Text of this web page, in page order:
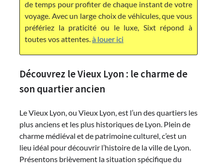
de temps pour profiter de chaque instant de votre
voyage. Avec un large choix de véhicules, que vous
préfériez la praticité ou le luxe, Sixt répond à
toutes vos attentes.à louer ici
Découvrez le Vieux Lyon : le charme de
son quartier ancien
Le Vieux Lyon, ou Vieux Lyon, est l’un des quartiers les
plus anciens et les plus historiques de Lyon. Plein de
charme médiéval et de patrimoine culturel, c’est un
lieu idéal pour découvrir l’histoire de la ville de Lyon.
Présentons brièvement la situation spécifique du